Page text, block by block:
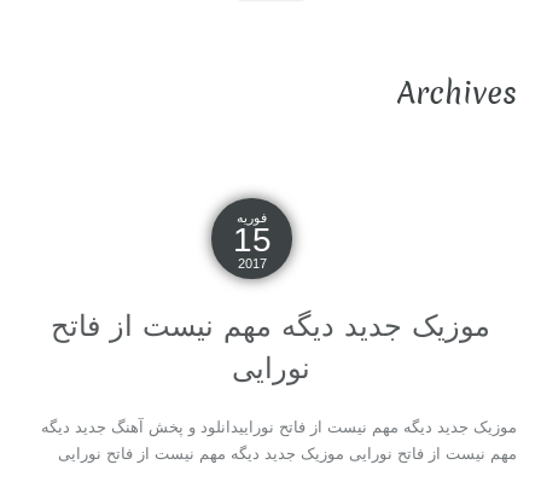
Archives
فوریه
15
2017
موزیک جدید دیگه مهم نیست از فاتح
نورایی
موزیک جدید دیگه مهم نیست از فاتح نوراییدانلود و پخش آهنگ جدید دیگه
مهم نیست از فاتح نورایی موزیک جدید دیگه مهم نیست از فاتح نورایی